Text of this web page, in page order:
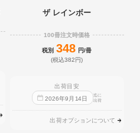
ザ レインボー
100冊注文時価格
税別 348 円/冊
(税込382円)
出荷目安
2026年9 月 14日
迄に
出荷
出荷オプションについて